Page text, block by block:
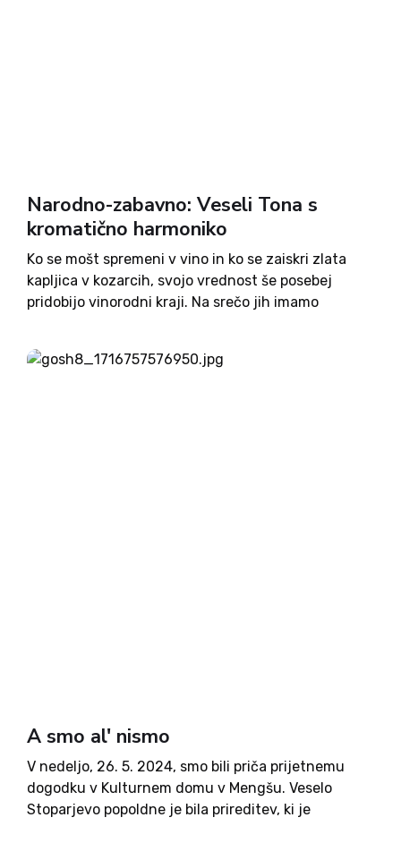
Narodno-zabavno: Veseli Tona s
kromatično harmoniko
Ko se mošt spremeni v vino in ko se zaiskri zlata
kapljica v kozarcih, svojo vrednost še posebej
pridobijo vinorodni kraji. Na srečo jih imamo
Štajerskem v izobilju. Letos je grozdje odlično
obrodilo...
A smo al' nismo
V nedeljo, 26. 5. 2024, smo bili priča prijetnemu
dogodku v Kulturnem domu v Mengšu. Veselo
Stoparjevo popoldne je bila prireditev, ki je